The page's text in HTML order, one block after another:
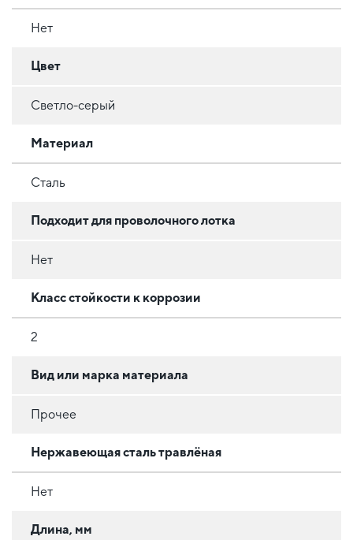
Нет
Цвет
Светло-серый
Материал
Сталь
Подходит для проволочного лотка
Нет
Класс стойкости к коррозии
2
Вид или марка материала
Прочее
Нержавеющая сталь травлёная
Нет
Длина, мм